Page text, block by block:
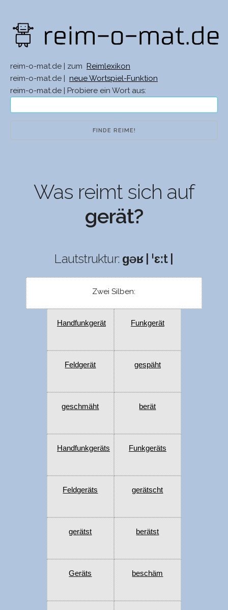
reim-o-mat.de | zum
Reimlexikon
reim-o-mat.de |
neue Wortspiel-Funktion
reim-o-mat.de | Probiere ein Wort aus:
Was reimt sich auf
gerät?
Lautstruktur: ɡəʁ | ˈɛːt |
Zwei Silben:
Handfunkgerät Funkgerät
Feldgerät gespäht
geschmäht berät
Handfunkgeräts Funkgeräts
Feldgeräts gerätscht
gerätst berätst
Geräts beschäm